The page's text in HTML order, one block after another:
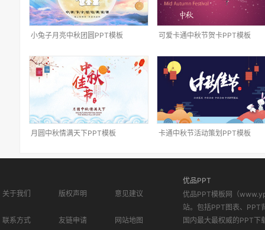
小兔子月亮中秋团圆PPT模板 可爱卡通中秋节贺卡PPT模板
月圆中秋情满天下PPT模板 卡通中秋节活动策划PPT模板
关于我们 版权声明 意见建议
联系方式 友链申请 网站地图
优品PPT
优品PPT模板网（
站。包括PPT图表、PPT
国内最大最权威的PPT下